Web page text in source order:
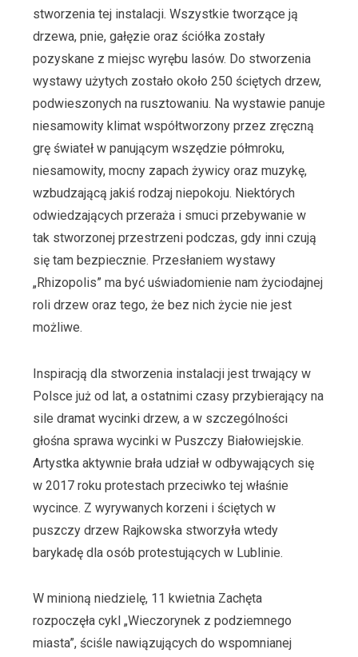
stworzenia tej instalacji. Wszystkie tworzące ją
drzewa, pnie, gałęzie oraz ściółka zostały
pozyskane z miejsc wyrębu lasów. Do stworzenia
wystawy użytych zostało około 250 ściętych drzew,
podwieszonych na rusztowaniu. Na wystawie panuje
niesamowity klimat współtworzony przez zręczną
grę świateł w panującym wszędzie półmroku,
niesamowity, mocny zapach żywicy oraz muzykę,
wzbudzającą jakiś rodzaj niepokoju. Niektórych
odwiedzających przeraża i smuci przebywanie w
tak stworzonej przestrzeni podczas, gdy inni czują
się tam bezpiecznie. Przesłaniem wystawy
„Rhizopolis” ma być uświadomienie nam życiodajnej
roli drzew oraz tego, że bez nich życie nie jest
możliwe.
Inspiracją dla stworzenia instalacji jest trwający w
Polsce już od lat, a ostatnimi czasy przybierający na
sile dramat wycinki drzew, a w szczególności
głośna sprawa wycinki w Puszczy Białowiejskie.
Artystka aktywnie brała udział w odbywających się
w 2017 roku protestach przeciwko tej właśnie
wycince. Z wyrywanych korzeni i ściętych w
puszczy drzew Rajkowska stworzyła wtedy
barykadę dla osób protestujących w Lublinie.
W minioną niedzielę, 11 kwietnia Zachęta
rozpoczęła cykl „Wieczorynek z podziemnego
miasta”, ściśle nawiązujących do wspomnianej